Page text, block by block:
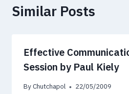
Similar Posts
Effective
Session by Paul Kiely
ByChutchapol 22/05/2009